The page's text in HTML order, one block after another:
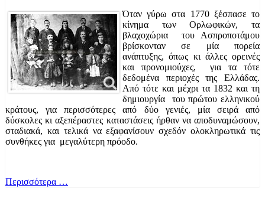
Όταν γύρω στα 1770 ξέσπασε το
κίνημα των Ορλωφικών, τα
βλαχοχώρια του Ασπροποτάμου
βρίσκονταν σε μία πορεία
ανάπτυξης, όπως κι άλλες ορεινές
και προνομιούχες, για τα τότε
δεδομένα περιοχές της Ελλάδας.
Από τότε και μέχρι τα 1832 και τη
δημιουργία του πρώτου ελληνικού
κράτους, για περισσότερες από δύο γενιές, μία σειρά από
δύσκολες κι αξεπέραστες καταστάσεις ήρθαν να αποδυναμώσουν,
σταδιακά, και τελικά να εξαφανίσουν σχεδόν ολοκληρωτικά τις
συνθήκες για μεγαλύτερη πρόοδο.
Περισσότερα …